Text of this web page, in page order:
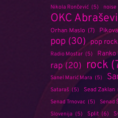
Nikola Rončević (5) noise
OKC
Orhan Maslo (7)
pop (30) pop rock
Radio Mostar (5) Ranko
rap (20) rock
Sanel Marić Mara (5)
Sataraš (5) Sead Zaklan
Senad Trnovac (5) Senad
Slovenija (5) Split (6)